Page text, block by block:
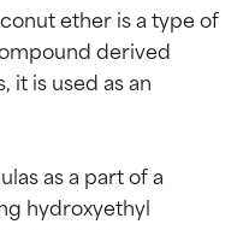
ether is a type of
derived
it is used as an
as a part of a
hydroxyethyl